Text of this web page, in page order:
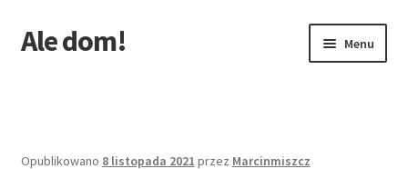
Przejdź
do
Przejdź
do
Ale dom! Menu
Opublikowano 8 listopada 2021 przez Marcinmiszcz